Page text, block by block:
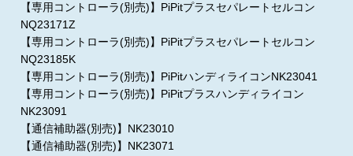
【専用コントローラ(別売)】PiPitプラスセパレートセルコン
NQ23171Z
【専用コントローラ(別売)】PiPitプラスセパレートセルコン
NQ23185K
【専用コントローラ(別売)】PiPitハンディライコンNK23041
【専用コントローラ(別売)】PiPitプラスハンディライコン
NK23091
【通信補助器(別売)】NK23010
【通信補助器(別売)】NK23071